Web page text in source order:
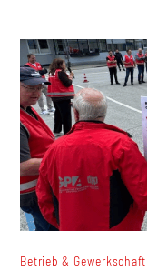
Betrieb & Gewerkschaft